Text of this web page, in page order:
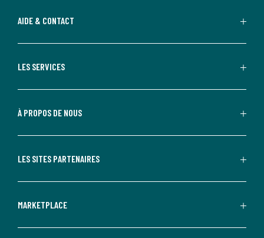
AIDE & CONTACT
LES SERVICES
À PROPOS DE NOUS
LES SITES PARTENAIRES
MARKETPLACE